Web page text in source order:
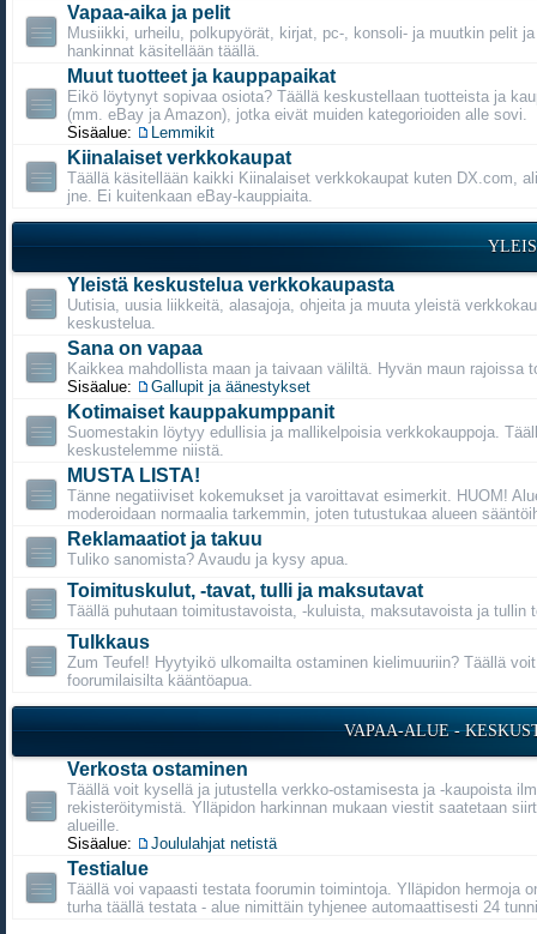
Vapaa-aika ja pelit
Musiikki, urheilu, polkupyörät, kirjat, pc-, konsoli- ja muutkin pelit
hankinnat käsitellään täällä.
Muut tuotteet ja kauppapaikat
Eikö löytynyt sopivaa osiota? Täällä keskustellaan tuotteista ja
(mm. eBay ja Amazon), jotka eivät muiden kategorioiden alle sovi.
Sisäalue:
Lemmikit
Kiinalaiset verkkokaupat
Täällä käsitellään kaikki Kiinalaiset verkkokaupat kuten DX.com,
jne. Ei kuitenkaan eBay-kauppiaita.
Yleistä keskustelua verkkokaupasta
Uutisia, uusia liikkeitä, alasajoja, ohjeita ja muuta yleistä
keskustelua.
Sana on vapaa
Kaikkea mahdollista maan ja taivaan väliltä. Hyvän maun rajoissa
Sisäalue:
Gallupit ja äänestykset
Kotimaiset kauppakumppanit
Suomestakin löytyy edullisia ja mallikelpoisia verkkokauppoja.
keskustelemme niistä.
MUSTA LISTA!
Tänne negatiiviset kokemukset ja varoittavat esimerkit. HUOM!
moderoidaan normaalia tarkemmin, joten tutustukaa alueen
Reklamaatiot ja takuu
Tuliko sanomista? Avaudu ja kysy apua.
Toimituskulut, -tavat, tulli ja maksutavat
Täällä puhutaan toimitustavoista, -kuluista, maksutavoista ja tullin
Tulkkaus
Zum Teufel! Hyytyikö ulkomailta ostaminen kielimuuriin? Täällä
foorumilaisilta kääntöapua.
VAPAA-ALUE -
Verkosta ostaminen
Täällä voit kysellä ja jutustella verkko-ostamisesta ja -kaupoista
rekisteröitymistä. Ylläpidon harkinnan mukaan viestit saatetaan
alueille.
Sisäalue:
Joululahjat netistä
Testialue
Täällä voi vapaasti testata foorumin toimintoja. Ylläpidon hermoja
turha täällä testata - alue nimittäin tyhjenee automaattisesti 24